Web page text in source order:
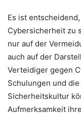
Es ist
Cybersicherheit zu
nur auf der
auch auf der
Verteidiger gegen
Schulungen und
Sicherheitskultur
Aufmerksamkeit